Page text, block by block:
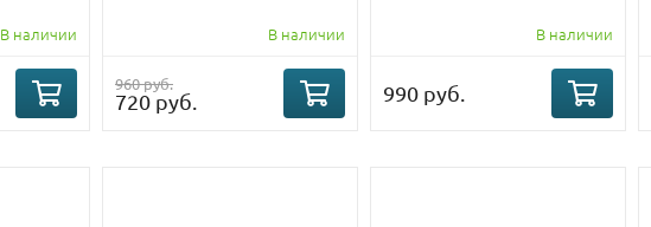
В наличии В наличии
960 руб.
720 руб.
В наличии
990 руб.